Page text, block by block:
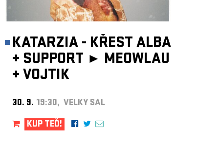
KATARZIA - KŘEST ALBA
+ SUPPORT ► MEOWLAU
+ VOJTIK
30. 9. 19:30, VELKÝ SÁL
KUP TEĎ!